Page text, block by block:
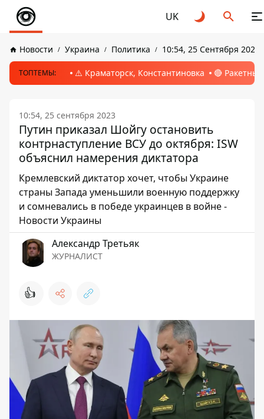
UK
Новости Украина Политика 10:54, 25 Сентября 2023
ТОПТЕМЫ: ⚠️ Краматорск, Константиновка 🔴
10:54, 25 сентября 2023
Путин приказал Шойгу остановить
контрнаступление ВСУ до октября: ISW
объяснил намерения диктатора
Кремлевский диктатор хочет, чтобы Украине
страны Запада уменьшили военную поддержку
и сомневались в победе украинцев в войне -
Новости Украины
Александр Третьяк
ЖУРНАЛИСТ
👍